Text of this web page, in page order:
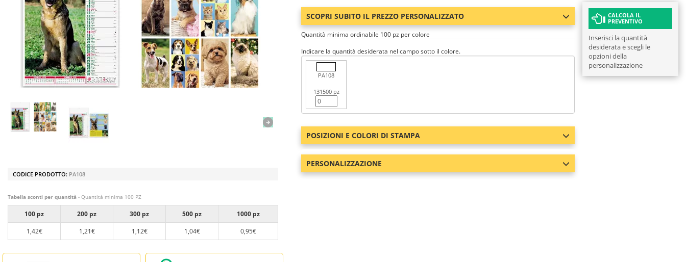
CODICE PRODOTTO: PA108
Tabella sconti per quantità - Quantità minima 100 PZ
100 pz 200 pz 300 pz 500 pz
1000 pz
1,42€
1,21€ 1,12€ 1,04€ 0,95€
SCOPRI SUBITO IL PREZZO PERSONALIZZATO
Quantità minima ordinabile 100 pz per colore
Indicare la quantità desiderata nel campo sotto il colore.
PA108
131500 pz
POSIZIONI E COLORI DI STAMPA
PERSONALIZZAZIONE
CALCOLA IL
PREVENTIVO
Inserisci la quantità
desiderata e scegli le
opzioni della
personalizzazione